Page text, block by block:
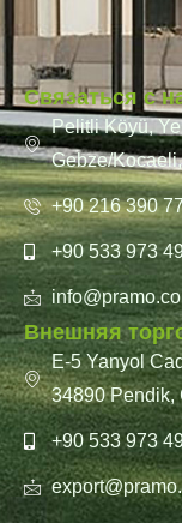
Связаться с
Pelitli Köyü,
Gebze/
+90 216 390
+90 533 973
Внешняя
E-5 Yanyol
34890 Pendik,
+90 533 973